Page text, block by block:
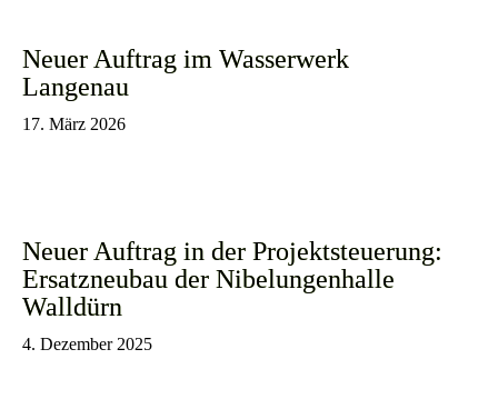
Neuer Auftrag im Wasserwerk
Langenau
17. März 2026
Neuer Auftrag in der Projektsteuerung:
Ersatzneubau der Nibelungenhalle
Walldürn
4. Dezember 2025